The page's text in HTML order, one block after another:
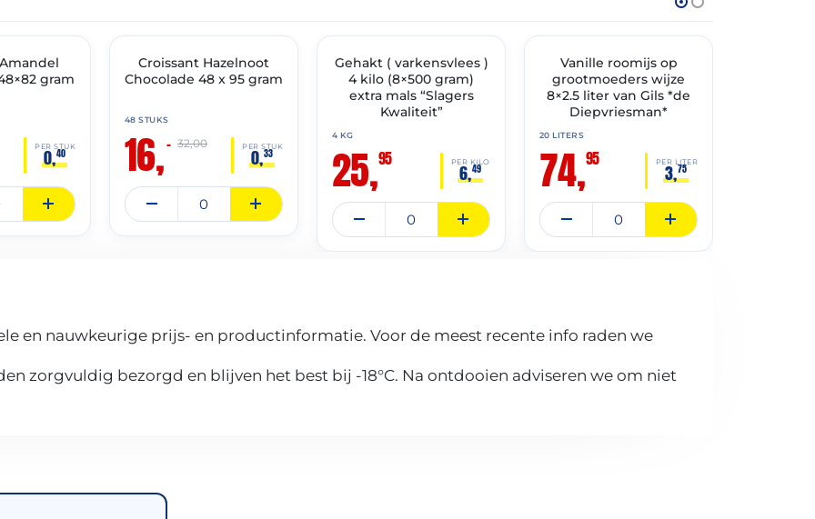
gram
PER STUK
0,40
🔥 OP=OP
Croissant Hazelnoot
Chocolade 48 x 95 gram
48 STUKS
16,– PER STUK
0,33
32,00
✓ VAST ASSORTIMENT
Gehakt ( varkensvlees )
4 kilo (8×500 gram)
extra mals “Slagers
Kwaliteit”
4 KG
25,95 PER KILO
6,49
✓ VAST ASSORTIMENT
Vanille roomijs op
grootmoeders wijze
8×2.5 liter van Gils *de
Diepvriesman*
20 LITERS
74,95 PER LITER
3,75
en nauwkeurige prijs- en productinformatie. Voor de meest recente info raden we
zorgvuldig bezorgd en blijven het best bij -18°C. Na ontdooien adviseren we om niet